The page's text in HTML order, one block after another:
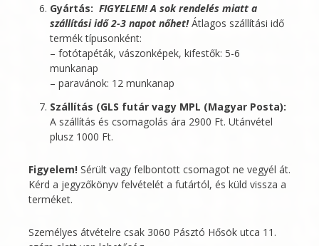
Gyártás: FIGYELEM! A sok rendelés miatt a
szállítási idő 2-3 napot nőhet!Átlagos szállítási idő
termék típusonként:
– fotótapéták, vászonképek, kifestők: 5-6
munkanap
– paravánok: 12 munkanap
Szállítás (GLS futár vagy MPL (Magyar Posta):
A szállítás és csomagolás ára 2900 Ft. Utánvétel
plusz 1000 Ft.
Figyelem! Sérült vagy felbontott csomagot ne vegyél át.
Kérd a jegyzőkönyv felvételét a futártól, és küld vissza a
terméket.
Személyes átvételre csak 3060 Pásztó Hősök utca 11.